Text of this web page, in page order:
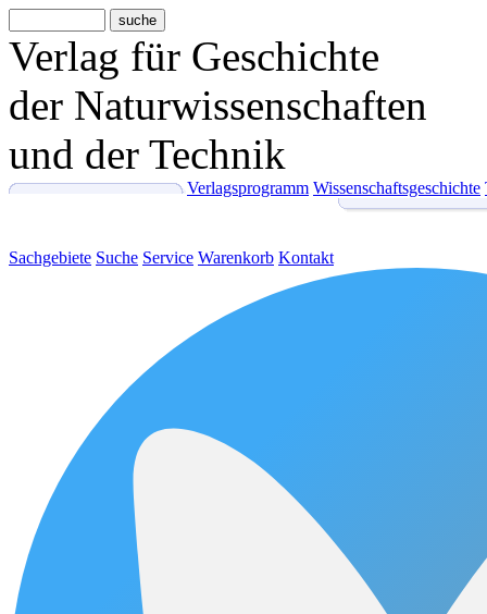
Verlag für Geschichte
der Naturwissenschaften
und der Technik
Verlagsprogramm Wissenschaftsgeschichte
Sachgebiete Suche Service Warenkorb Kontakt